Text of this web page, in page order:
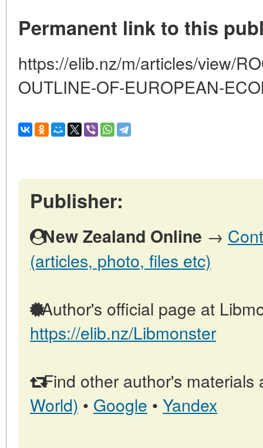
Permanent link to this
https://elib.nz/m/articles/view/
OUTLINE-OF-EUROPEAN-
Publisher:
New Zealand Online →
(articles, photo, files etc)
Author's official page at
https://elib.nz/Libmonster
Find other author's materials
World) • Google • Yandex